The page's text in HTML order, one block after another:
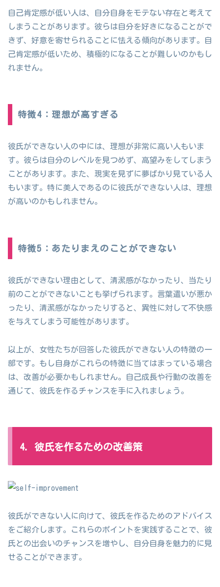
自己肯定感が低い人は、自分自身をモテない存在と考えて
しまうことがあります。彼らは自分を好きになることがで
きず、好意を寄せられることに怯える傾向があります。自
己肯定感が低いため、積極的になることが難しいのかもし
れません。
特徴4：理想が高すぎる
彼氏ができない人の中には、理想が非常に高い人もいま
す。彼らは自分のレベルを見つめず、高望みをしてしまう
ことがあります。また、現実を見ずに夢ばかり見ている人
もいます。特に美人であるのに彼氏ができない人は、理想
が高いのかもしれません。
特徴5：あたりまえのことができない
彼氏ができない理由として、清潔感がなかったり、当たり
前のことができないことも挙げられます。言葉遣いが悪か
ったり、清潔感がなかったりすると、異性に対して不快感
を与えてしまう可能性があります。
以上が、女性たちが回答した彼氏ができない人の特徴の一
部です。もし自身がこれらの特徴に当てはまっている場合
は、改善が必要かもしれません。自己成長や行動の改善を
通じて、彼氏を作るチャンスを手に入れましょう。
4. 彼氏を作るための改善策
彼氏ができない人に向けて、彼氏を作るためのアドバイス
をご紹介します。これらのポイントを実践することで、彼
氏との出会いのチャンスを増やし、自分自身を魅力的に見
せることができます。